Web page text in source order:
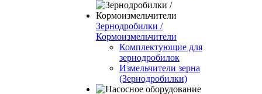
Зернодробилки /
Кормоизмельчители
Комплектующие для
зернодробилок
Измельчители зерна
(Зернодробилки)